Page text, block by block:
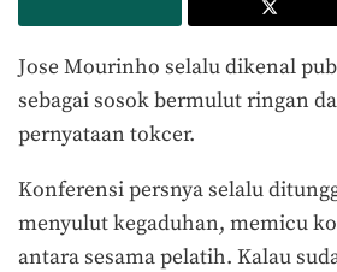
Jose Mourinho selalu dikenal
sebagai sosok bermulut ringan
pernyataan tokcer.
Konferensi persnya selalu
menyulut kegaduhan, memicu
antara sesama pelatih. Kalau